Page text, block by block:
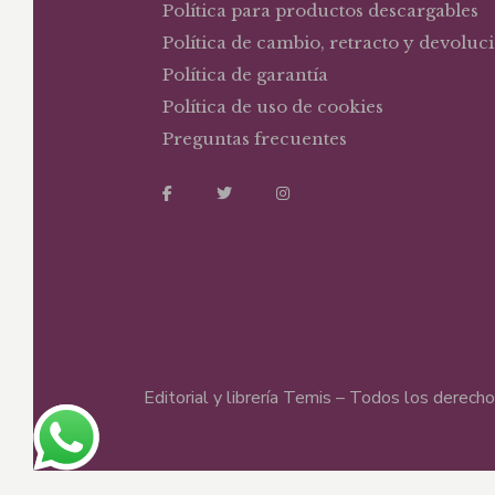
Política para productos descargables
Política de cambio, retracto y
Política de garantía
Política de uso de cookies
Preguntas frecuentes
Editorial y librería Temis – Todos los